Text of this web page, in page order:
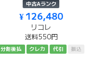
中古Aランク
¥ 126,480
リコレ
送料550円
分割後払 クレカ 代引 振込